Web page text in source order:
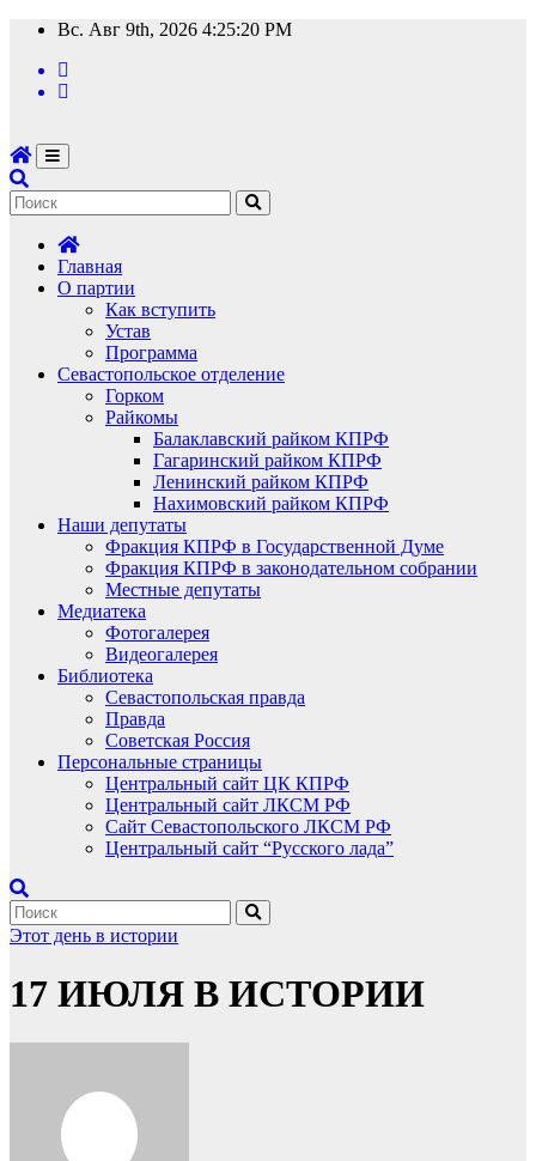
Перейти
содержимому
Вс. Авг 9th, 2026 4:25:21 PM
Главная
О партии
Как вступить
Устав
Программа
Севастопольское отделение
Горком
Райкомы
Балаклавский райком КПРФ
Гагаринский райком КПРФ
Ленинский райком КПРФ
Нахимовский райком КПРФ
Наши депутаты
Фракция КПРФ в Государственной Думе
Фракция КПРФ в законодательном собрании
Местные депутаты
Медиатека
Фотогалерея
Видеогалерея
Библиотека
Севастопольская правда
Правда
Советская Россия
Персональные страницы
Центральный сайт ЦК КПРФ
Центральный сайт ЛКСМ РФ
Сайт Севастопольского ЛКСМ РФ
Центральный сайт “Русского лада”
Этот день в истории
17 ИЮЛЯ В ИСТОРИИ